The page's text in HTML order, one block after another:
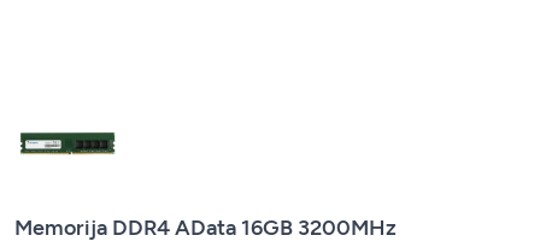
Memorija DDR4 AData 16GB 3200MHz